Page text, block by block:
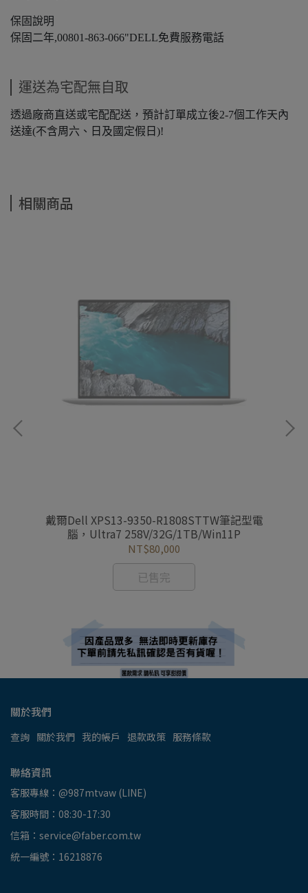
保固說明
保固二年,00801-863-066"DELL免費服務電話
運送為宅配無自取
透過廠商直送或宅配配送，預計訂單成立後2-7個工作天內
送達(不含周六、日及國定假日)!
相關商品
戴爾Dell XPS13-9350-R1808STTW筆記型電
腦，Ultra7 258V/32G/1TB/Win11P
NT$80,000
已售完
關於我們
查詢 關於我們 我的帳戶 退款政策 服務條款
聯絡資訊
客服專線：@987mtvaw (LINE)
客服時間：08:30-17:30
信箱：service@faber.com.tw
統一編號：16218876